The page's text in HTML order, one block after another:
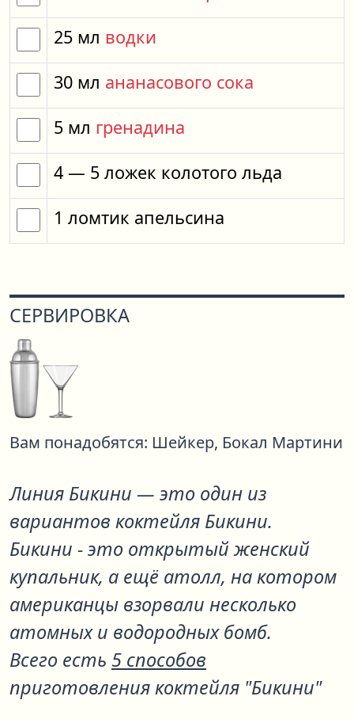
25 мл водки
30 мл ананасового сока
5 мл гренадина
4 — 5 ложек колотого льда
1 ломтик апельсина
СЕРВИРОВКА
Вам понадобятся: Шейкер, Бокал Мартини
Линия Бикини — это один из
вариантов коктейля Бикини.
Бикини - это открытый женский
купальник, а ещё атолл, на котором
американцы взорвали несколько
атомных и водородных бомб.
Всего есть 5 способов
приготовления коктейля "Бикини"